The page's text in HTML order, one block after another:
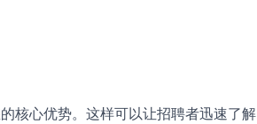
核心优势。这样可以让招聘者迅速了解